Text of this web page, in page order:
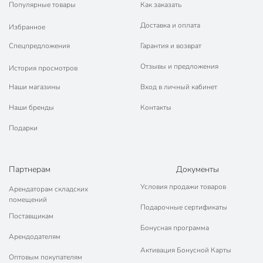
Бренд
Простокрашено
Страна производства
Россия
Количество компонентов
однокомпонентный
Основа
алкидный
Степень глянца
глянцевый
Тип покрытия
Особенности
износостойкий
Тип поверхности
металл
дерево
для внутренних
Популярные товары
Избранное
Спецпредложения
История просмотров
Наши магазины
Наши бренды
Подарки
Как заказать
Доставка и оплата
Гарантия и возврат
Отзывы и предложения
Вход в личный кабинет
Контакты
Партнерам
Арендаторам складских
помещений
Поставщикам
Арендодателям
Оптовым покупателям
Документы
Условия продажи товаров
Подарочные сертификаты
Бонусная программа
Активация Бонусной Карты